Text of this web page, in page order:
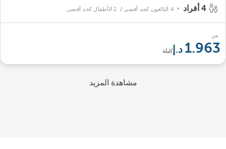
4 البالغون كحد أقصى / 2 الأطفال كحد أقصى
من
1.963 /ليلة
مشاهدة المزيد